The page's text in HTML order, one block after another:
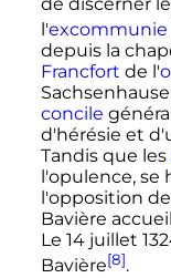
l'excommunie
depuis la
Francfort de l'
concile
d'hérésie et
Tandis que les
l'opulence, se
l'opposition
Bavière
Le 14 juillet
Bavière[8].